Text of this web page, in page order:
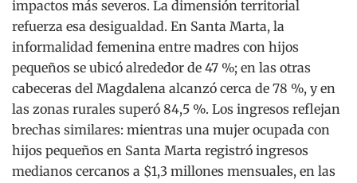
impactos más severos. La dimensión territorial
refuerza esa desigualdad. En Santa Marta, la
informalidad femenina entre madres con hijos
pequeños se ubicó alrededor de 47 %; en las otras
cabeceras del Magdalena alcanzó cerca de 78 %, y en
las zonas rurales superó 84,5 %. Los ingresos reflejan
brechas similares: mientras una mujer ocupada con
hijos pequeños en Santa Marta registró ingresos
medianos cercanos a $1,3 millones mensuales, en las